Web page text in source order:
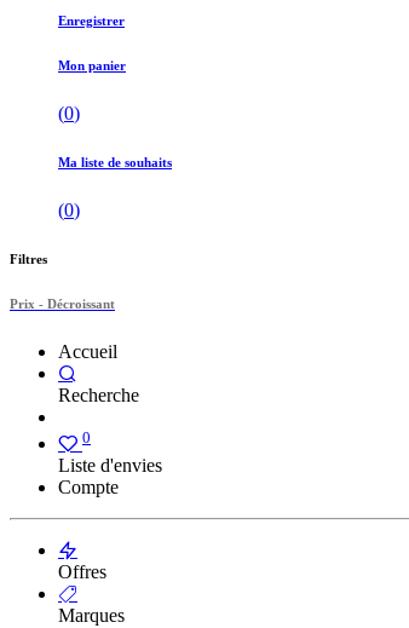
Enregistrer
Mon panier
(0)
Ma liste de souhaits
(0)
Filtres
Prix - Décroissant
Accueil
Recherche
0
Liste d'envies
Compte
Offres
Marques